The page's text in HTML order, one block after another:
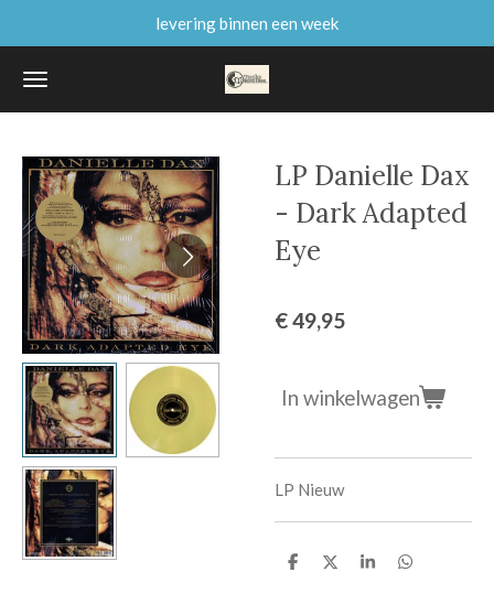
naar
de
levering binnen een week
LP Danielle Dax
- Dark Adapted
Eye
€ 49,95
In winkelwagen
LP Nieuw
D
D
S
D